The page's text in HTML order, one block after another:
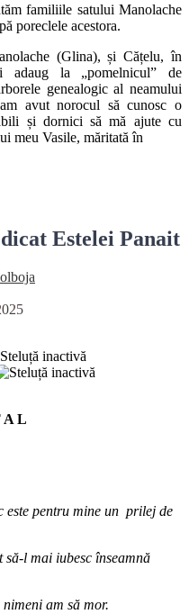
familiile satului Manolache
poreclele acestora.
(Glina), și Cățelu, în
adaug la „pomelnicul” de
genealogic al neamului
avut norocul să cunosc o
și dornici să mă ajute cu
meu Vasile, măritată în
Estelei Panait
A L
este pentru mine un prilej de
l mai iubesc înseamnă
am să mor.